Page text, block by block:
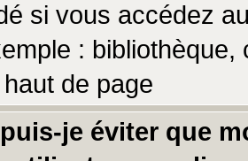
si vous accédez
:
de page
je éviter que